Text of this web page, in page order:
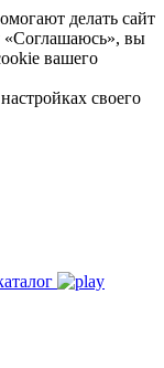
делать сайт
«Соглашаюсь», вы
вашего
своего